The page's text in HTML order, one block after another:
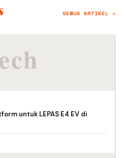
SEMUA ARTIKEL →
untuk LEPAS E4 EV di